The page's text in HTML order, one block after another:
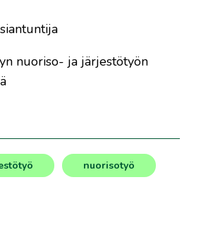
nuoriso- ja järjestötyön
nuorisotyö